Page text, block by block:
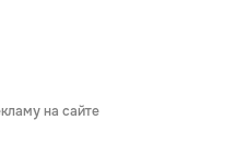
на сайте